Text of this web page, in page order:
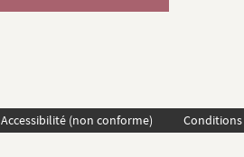
Accessibilité (non conforme)